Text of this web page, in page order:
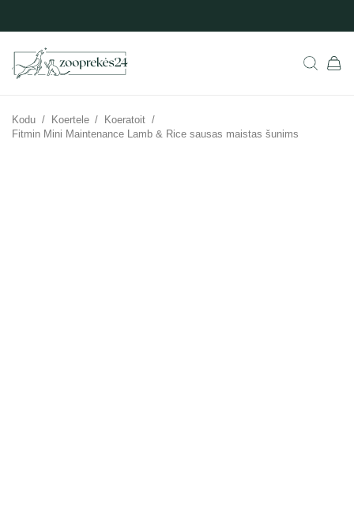
Kodu / Koertele / Koeratoit /
Fitmin Mini Maintenance Lamb & Rice sausas maistas šunims